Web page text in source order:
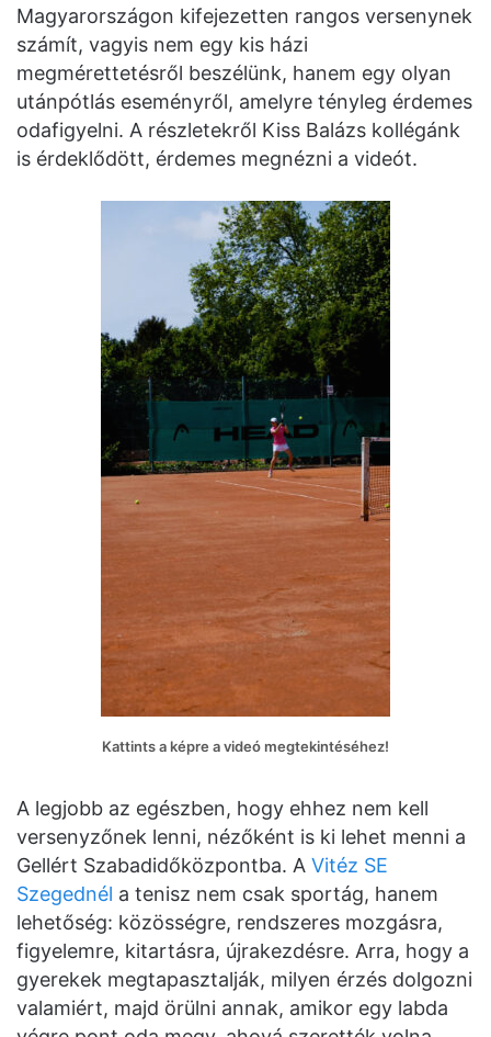
Magyarországon kifejezetten rangos versenynek
számít, vagyis nem egy kis házi
megmérettetésről beszélünk, hanem egy olyan
utánpótlás eseményről, amelyre tényleg érdemes
odafigyelni. A részletekről Kiss Balázs kollégánk
is érdeklődött, érdemes megnézni a videót.
Kattints a képre a videó megtekintéséhez!
A legjobb az egészben, hogy ehhez nem kell
versenyzőnek lenni, nézőként is ki lehet menni a
Gellért Szabadidőközpontba. A Vitéz SE
Szegednél a tenisz nem csak sportág, hanem
lehetőség: közösségre, rendszeres mozgásra,
figyelemre, kitartásra, újrakezdésre. Arra, hogy a
gyerekek megtapasztalják, milyen érzés dolgozni
valamiért, majd örülni annak, amikor egy labda